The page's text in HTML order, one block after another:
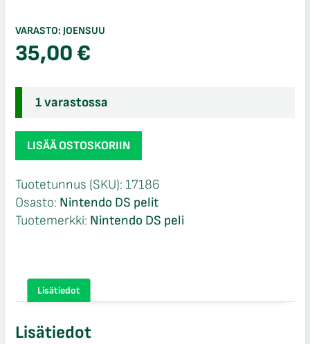
VARASTO: JOENSUU
35,00€
1 varastossa
Mario
Party
CIB
Nintendo
DS
LISÄÄ OSTOSKORIIN
Tuotetunnus (SKU): 17186
Osasto: Nintendo DS pelit
Tuotemerkki: Nintendo DS peli
Lisätiedot
Lisätiedot